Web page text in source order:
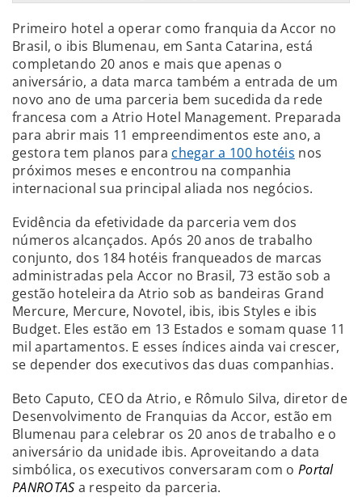
Primeiro hotel a operar como franquia da Accor no
Brasil, o ibis Blumenau, em Santa Catarina, está
completando 20 anos e mais que apenas o
aniversário, a data marca também a entrada de um
novo ano de uma parceria bem sucedida da rede
francesa com a Atrio Hotel Management. Preparada
para abrir mais 11 empreendimentos este ano, a
gestora tem planos para chegar a 100 hotéis nos
próximos meses e encontrou na companhia
internacional sua principal aliada nos negócios.
Evidência da efetividade da parceria vem dos
números alcançados. Após 20 anos de trabalho
conjunto, dos 184 hotéis franqueados de marcas
administradas pela Accor no Brasil, 73 estão sob a
gestão hoteleira da Atrio sob as bandeiras Grand
Mercure, Mercure, Novotel, ibis, ibis Styles e ibis
Budget. Eles estão em 13 Estados e somam quase 11
mil apartamentos. E esses índices ainda vai crescer,
se depender dos executivos das duas companhias.
Beto Caputo, CEO da Atrio, e Rômulo Silva, diretor de
Desenvolvimento de Franquias da Accor, estão em
Blumenau para celebrar os 20 anos de trabalho e o
aniversário da unidade ibis. Aproveitando a data
simbólica, os executivos conversaram com o Portal
PANROTAS a respeito da parceria.